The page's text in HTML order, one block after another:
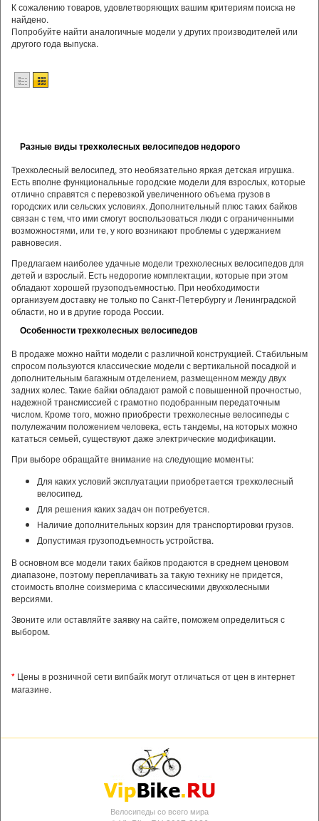
К сожалению товаров, удовлетворяющих вашим критериям поиска не
найдено.
Попробуйте найти аналогичные модели у других производителей или
другого года выпуска.
Разные виды трехколесных велосипедов недорого
Трехколесный велосипед, это необязательно яркая детская игрушка.
Есть вполне функциональные городские модели для взрослых, которые
отлично справятся с перевозкой увеличенного объема грузов в
городских или сельских условиях. Дополнительный плюс таких байков
связан с тем, что ими смогут воспользоваться люди с ограниченными
возможностями, или те, у кого возникают проблемы с удержанием
равновесия.
Предлагаем наиболее удачные модели трехколесных велосипедов для
детей и взрослый. Есть недорогие комплектации, которые при этом
обладают хорошей грузоподъемностью. При необходимости
организуем доставку не только по Санкт-Петербургу и Ленинградской
области, но и в другие города России.
Особенности трехколесных велосипедов
В продаже можно найти модели с различной конструкцией. Стабильным
спросом пользуются классические модели с вертикальной посадкой и
дополнительным багажным отделением, размещенном между двух
задних колес. Такие байки обладают рамой с повышенной прочностью,
надежной трансмиссией с грамотно подобранным передаточным
числом. Кроме того, можно приобрести трехколесные велосипеды с
полулежачим положением человека, есть тандемы, на которых можно
кататься семьей, существуют даже электрические модификации.
При выборе обращайте внимание на следующие моменты:
Для каких условий эксплуатации приобретается трехколесный
велосипед.
Для решения каких задач он потребуется.
Наличие дополнительных корзин для транспортировки грузов.
Допустимая грузоподъемность устройства.
В основном все модели таких байков продаются в среднем ценовом
диапазоне, поэтому переплачивать за такую технику не придется,
стоимость вполне соизмерима с классическими двухколесными
версиями.
Звоните или оставляйте заявку на сайте, поможем определиться с
выбором.
* Цены в розничной сети випбайк могут отличаться от цен в интернет
магазине.
Велосипеды со всего мира